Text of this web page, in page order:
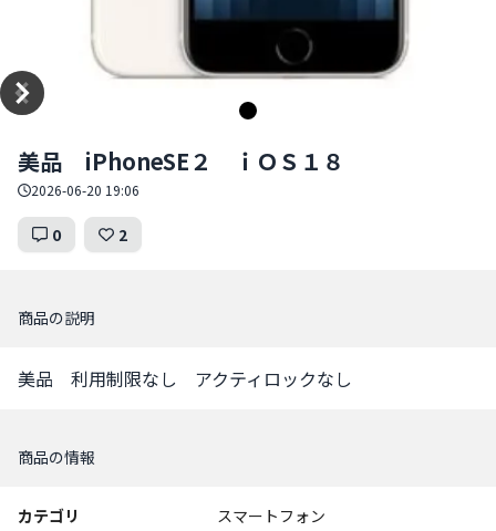
美品 iPhoneSE２ ｉＯＳ１８
2026-06-20 19:06
0 2
商品の説明
美品　利用制限なし　アクティロックなし
商品の情報
カテゴリ スマートフォン